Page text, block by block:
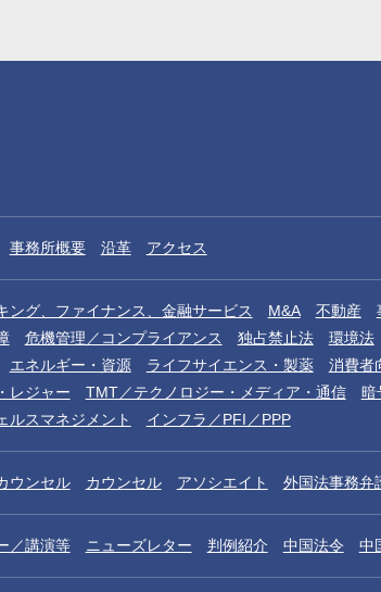
事務所概要 沿革 アクセス
ング、ファイナンス、金融サービス M&A 不動産
危機管理／コンプライアンス 独占禁止法 環境法
エネルギー・資源 ライフサイエンス・製薬 消費者
レジャー TMT／テクノロジー・メディア・通信 暗
ルスマネジメント
インフラ／PFI／PPP
ウンセル カウンセル アソシエイト 外国法事務弁
／講演等 ニューズレター 判例紹介 中国法令 中